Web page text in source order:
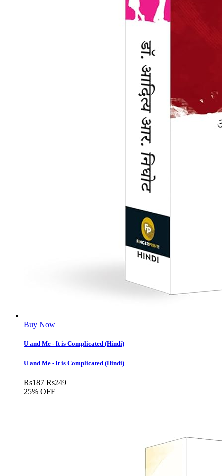
Buy Now
U and Me - It is Complicated (Hindi)
U and Me - It is Complicated (Hindi)
Rs187 Rs249
25% OFF